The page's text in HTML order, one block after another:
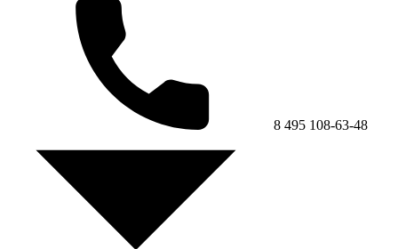
8 495 108-63-48